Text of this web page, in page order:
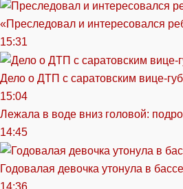
«Преследовал и интересовался
15:31
Дело о ДТП с саратовским вице-
15:04
Лежала в воде вниз головой:
14:45
Годовалая девочка утонула в
14:36